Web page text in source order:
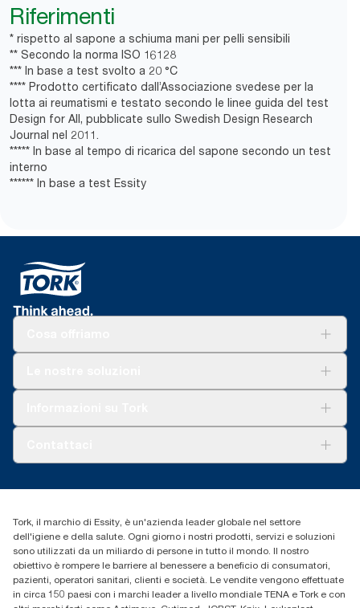
Riferimenti
* rispetto al sapone a schiuma mani per pelli sensibili
** Secondo la norma ISO 16128
*** In base a test svolto a 20 °C
**** Prodotto certificato dall’Associazione svedese per la
lotta ai reumatismi e testato secondo le linee guida del test
Design for All, pubblicate sullo Swedish Design Research
Journal nel 2011.
***** In base al tempo di ricarica del sapone secondo un test
interno
****** In base a test Essity
+39 0331 443896
Tork, il marchio di Essity, è un'azienda leader globale nel settore
dell'igiene e della salute. Ogni giorno i nostri prodotti, servizi e soluzioni
sono utilizzati da un miliardo di persone in tutto il mondo. Il nostro
obiettivo è rompere le barriere al benessere a beneficio di consumatori,
pazienti, operatori sanitari, clienti e società. Le vendite vengono effettuate
in circa 150 paesi con i marchi leader a livello mondiale TENA e Tork e con